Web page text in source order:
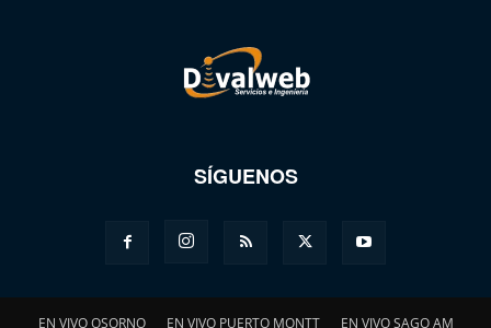
SÍGUENOS
EN VIVO OSORNO EN VIVO PUERTO MONTT EN VIVO SAGO AM